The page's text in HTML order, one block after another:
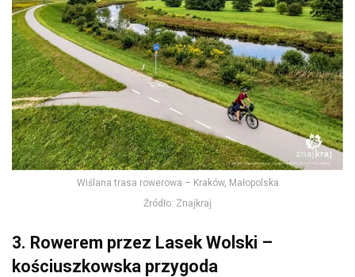
Wiślana trasa rowerowa – Kraków, Małopolska
Źródło: Znajkraj
3. Rowerem przez Lasek Wolski –
kościuszkowska przygoda